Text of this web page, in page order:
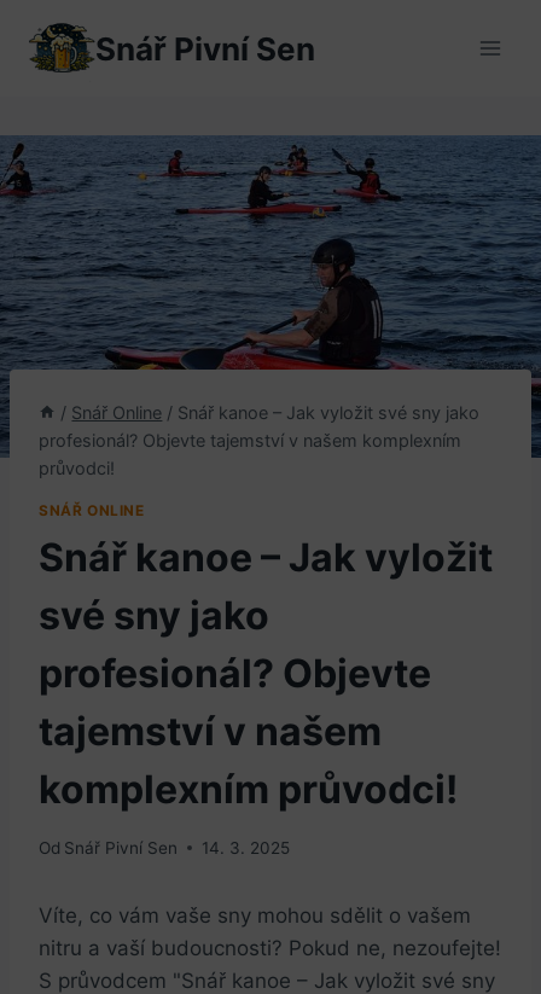
obsah
Snář Pivní Sen
/ Snář Online / Snář kanoe – Jak vyložit své sny jako
profesionál? Objevte tajemství v našem komplexním
průvodci!
SNÁŘ ONLINE
Snář kanoe – Jak vyložit
své sny jako
profesionál? Objevte
tajemství v našem
komplexním průvodci!
Od Snář Pivní Sen 14. 3. 2025
Víte, co vám vaše sny mohou sdělit o vašem
nitru a vaší budoucnosti? Pokud ne, nezoufejte!
S průvodcem "Snář kanoe – Jak vyložit své sny